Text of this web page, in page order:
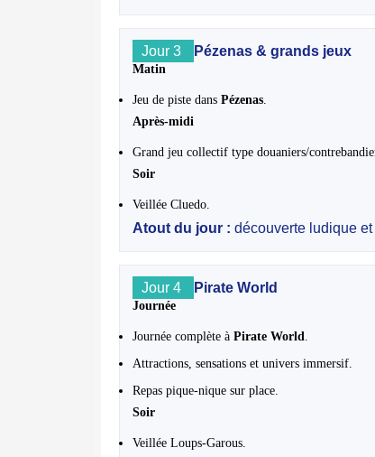
Jour 3 Pézenas & grands jeux
Matin
Jeu de piste dans Pézenas
Après-midi
Grand jeu collectif type douaniers/
Soir
Veillée Cluedo.
Atout du jour : découverte ludique et
Jour 4 Pirate World
Journée
Journée complète à Pirate World
Attractions, sensations et univers immersif.
Repas pique-nique sur place.
Soir
Veillée Loups-Garous.